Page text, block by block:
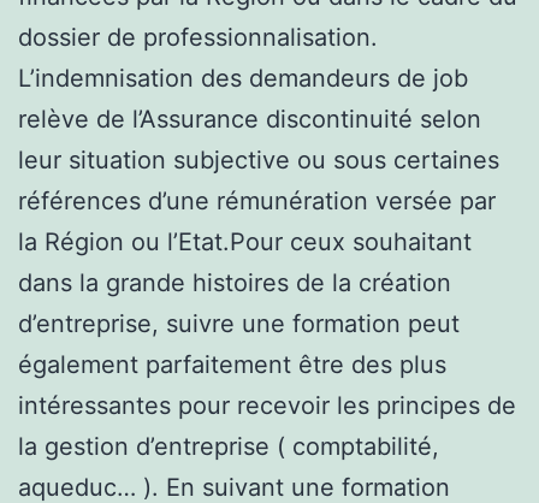
dossier de professionnalisation.
L’indemnisation des demandeurs de job
relève de l’Assurance discontinuité selon
leur situation subjective ou sous certaines
références d’une rémunération versée par
la Région ou l’Etat.Pour ceux souhaitant
dans la grande histoires de la création
d’entreprise, suivre une formation peut
également parfaitement être des plus
intéressantes pour recevoir les principes de
la gestion d’entreprise ( comptabilité,
aqueduc… ). En suivant une formation